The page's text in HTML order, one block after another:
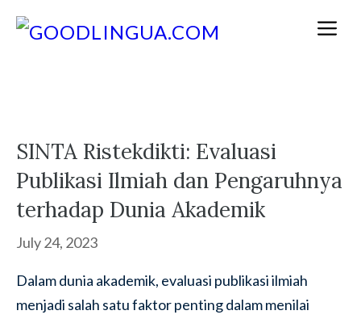
SINTA Ristekdikti: Evaluasi
Publikasi Ilmiah dan Pengaruhnya
terhadap Dunia Akademik
July 24, 2023
Dalam dunia akademik, evaluasi publikasi ilmiah
menjadi salah satu faktor penting dalam menilai